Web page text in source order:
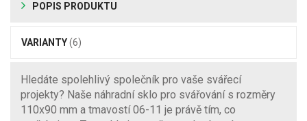
POPIS PRODUKTU
VARIANTY(6)
Hledáte spolehlivý společník pro vaše svářecí
projekty? Naše náhradní sklo pro svářování s rozměry
110x90 mm a tmavostí 06-11 je právě tím, co